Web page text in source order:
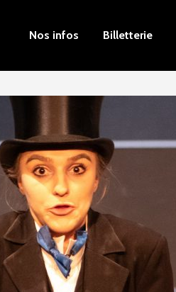
Nos infos Billetterie